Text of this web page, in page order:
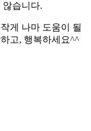
않습니다.
게 나마 도움이 될
고, 행복하세요^^